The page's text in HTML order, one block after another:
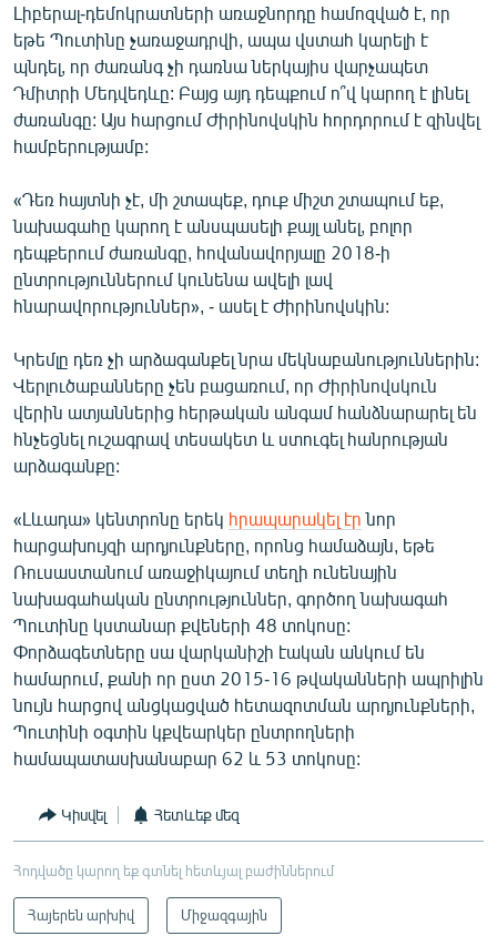
Լիբերալ-դեմոկրատների առաջնորդը համոզված է, որ
եթե Պուտինը չառաջադրվի, ապա վստահ կարելի է
պնդել, որ ժառանգ չի դառնա ներկայիս վարչապետ
Դմիտրի Մեդվեդևը: Բայց այդ դեպքում ո՞վ կարող է լինել
ժառանգը: Այս հարցում Ժիրինովսկին հորդորում է զինվել
համբերությամբ:
«Դեռ հայտնի չէ, մի շտապեք, դուք միշտ շտապում եք,
նախագահը կարող է անսպասելի քայլ անել, բոլոր
դեպքերում ժառանգը, հովանավորյալը 2018-ի
ընտրություններում կունենա ավելի լավ
հնարավորություններ», - ասել է Ժիրինովսկին:
Կրեմլը դեռ չի արձագանքել նրա մեկնաբանություններին:
Վերլուծաբանները չեն բացառում, որ Ժիրինովսկուն
վերին ատյաններից հերթական անգամ հանձնարարել են
հնչեցնել ուշագրավ տեսակետ և ստուգել հանրության
արձագանքը:
«Լևադա» կենտրոնը երեկ հրապարակել էր նոր
հարցախույզի արդյունքները, որոնց համաձայն, եթե
Ռուսաստանում առաջիկայում տեղի ունենային
նախագահական ընտրություններ, գործող նախագահ
Պուտինը կստանար քվեների 48 տոկոսը:
Փորձագետները սա վարկանիշի էական անկում են
համարում, քանի որ ըստ 2015-16 թվականների ապրիլին
նույն հարցով անցկացված հետազոտման արդյունքների,
Պուտինի օգտին կքվեարկեր ընտրողների
համապատասխանաբար 62 և 53 տոկոսը:
Կիսվել Հետևեք մեզ
Հոդվածը կարող եք գտնել հետևյալ բաժիններում
Հայերեն արխիվ Միջազգային